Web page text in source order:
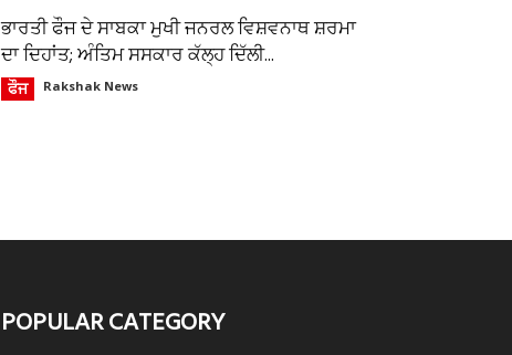
ਭਾਰਤੀ ਫੌਜ ਦੇ ਸਾਬਕਾ ਮੁਖੀ ਜਨਰਲ ਵਿਸ਼ਵਨਾਥ ਸ਼ਰਮਾ
ਦਾ ਦਿਹਾਂਤ; ਅੰਤਿਮ ਸਸਕਾਰ ਕੱਲ੍ਹ ਦਿੱਲੀ...
ਫੌਜ Rakshak News
POPULAR CATEGORY